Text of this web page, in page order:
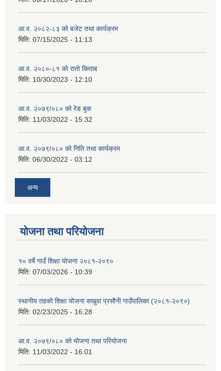
आ.व. २०८२-८३ को बजेट तथा कार्यक्रम
मिति: 07/15/2025 - 11:13
आ.व. २०८०-८१ को रातो किताब
मिति: 10/30/2023 - 12:10
आ.व. २०७९/०८० को रेड बुक
मिति: 11/03/2022 - 15:32
आ.व. २०७९/०८० को निति तथा कार्यक्रम
मिति: 06/30/2022 - 03:12
अन्य
योजना तथा परियोजना
१० वर्षे गाउँ शिक्षा योजना २०८१-२०९०
मिति: 07/03/2026 - 10:39
स्थानीय तहको शिक्षा योजना सखुवा प्रसौनी गाउँपालिका (२०८१-२०९०)
मिति: 02/23/2025 - 16:28
आ.व. २०७९/०८० को योजना तथा परियोजना
मिति: 11/03/2022 - 16:01